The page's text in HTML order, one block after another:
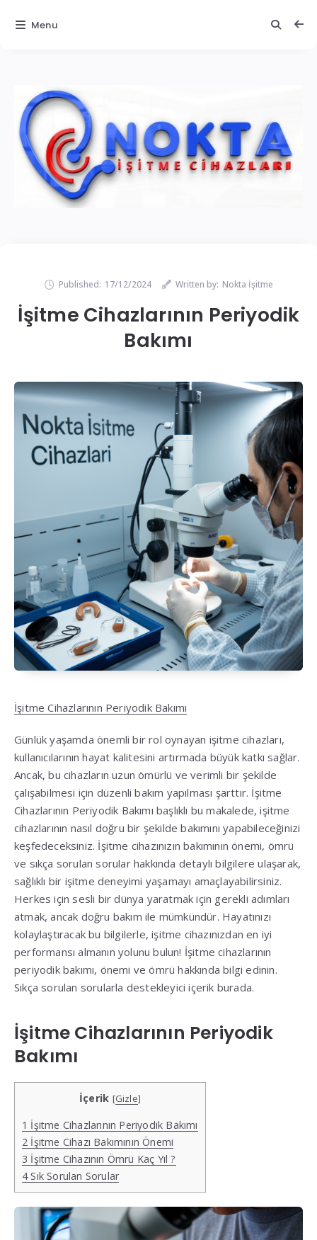
Published: 17/12/2024 Written by: Nokta İşitme
İşitme Cihazlarının Periyodik
Bakımı
İşitme Cihazlarının Periyodik Bakımı
Günlük yaşamda önemli bir rol oynayan işitme cihazları,
kullanıcılarının hayat kalitesini artırmada büyük katkı sağlar.
Ancak, bu cihazların uzun ömürlü ve verimli bir şekilde
çalışabilmesi için düzenli bakım yapılması şarttır. İşitme
Cihazlarının Periyodik Bakımı başlıklı bu makalede, işitme
cihazlarının nasıl doğru bir şekilde bakımını yapabileceğinizi
keşfedeceksiniz. İşitme cihazınızın bakımının önemi, ömrü
ve sıkça sorulan sorular hakkında detaylı bilgilere ulaşarak,
sağlıklı bir işitme deneyimi yaşamayı amaçlayabilirsiniz.
Herkes için sesli bir dünya yaratmak için gerekli adımları
atmak, ancak doğru bakım ile mümkündür. Hayatınızı
kolaylaştıracak bu bilgilerle, işitme cihazınızdan en iyi
performansı almanın yolunu bulun! İşitme cihazlarının
periyodik bakımı, önemi ve ömrü hakkında bilgi edinin.
Sıkça sorulan sorularla destekleyici içerik burada.
İşitme Cihazlarının Periyodik
Bakımı
İçerik [Gizle]
1 İşitme Cihazlarının Periyodik Bakımı
2 İşitme Cihazı Bakımının Önemi
3 İşitme Cihazının Ömrü Kaç Yıl ?
4Sık Sorulan Sorular
Menu